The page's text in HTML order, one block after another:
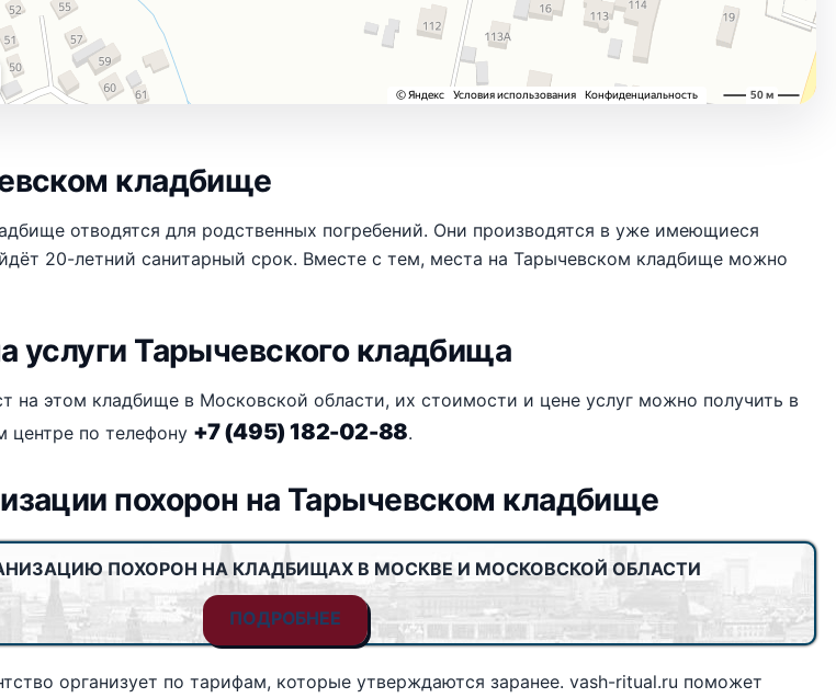
кладбище
отводятся для родственных погребений. Они производятся в уже имеющиеся
20-летний санитарный срок. Вместе с тем, места на Тарычевском кладбище можно
услуги Тарычевского кладбища
на этом кладбище в Московской области, их стоимости и цене услуг можно получить в
центре по телефону +7 (495) 182-02-88.
похорон на Тарычевском кладбище
ПОХОРОН НА КЛАДБИЩАХ В МОСКВЕ И МОСКОВСКОЙ ОБЛАСТИ
ПОДРОБНЕЕ
организует по тарифам, которые утверждаются заранее. vash-ritual.ru поможет